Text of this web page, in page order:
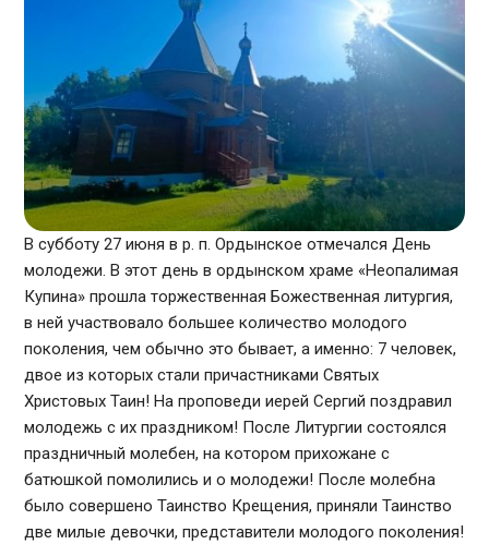
В субботу 27 июня в р. п. Ордынское отмечался День
молодежи. В этот день в ордынском храме «Неопалимая
Купина» прошла торжественная Божественная литургия,
в ней участвовало большее количество молодого
поколения, чем обычно это бывает, а именно: 7 человек,
двое из которых стали причастниками Святых
Христовых Таин! На проповеди иерей Сергий поздравил
молодежь с их праздником! После Литургии состоялся
праздничный молебен, на котором прихожане с
батюшкой помолились и о молодежи! После молебна
было совершено Таинство Крещения, приняли Таинство
две милые девочки, представители молодого поколения!